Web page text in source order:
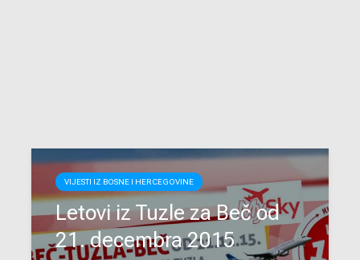
VIJESTI IZ BOSNE I HERCEGOVINE
Letovi iz Tuzle za Beč od
21. decembra 2015